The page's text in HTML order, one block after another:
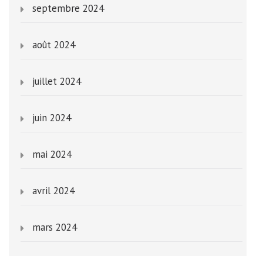
septembre 2024
août 2024
juillet 2024
juin 2024
mai 2024
avril 2024
mars 2024